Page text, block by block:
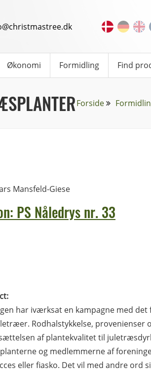
Økonomi Formidling Find
Forside
Mansfeld-Giese
PS Nåledrys nr. 33
har iværksat en kampagne med
Rodhalstykkelse,
af plantekvalitet til
og medlemmerne af
eller fiasko. Det vil med andre